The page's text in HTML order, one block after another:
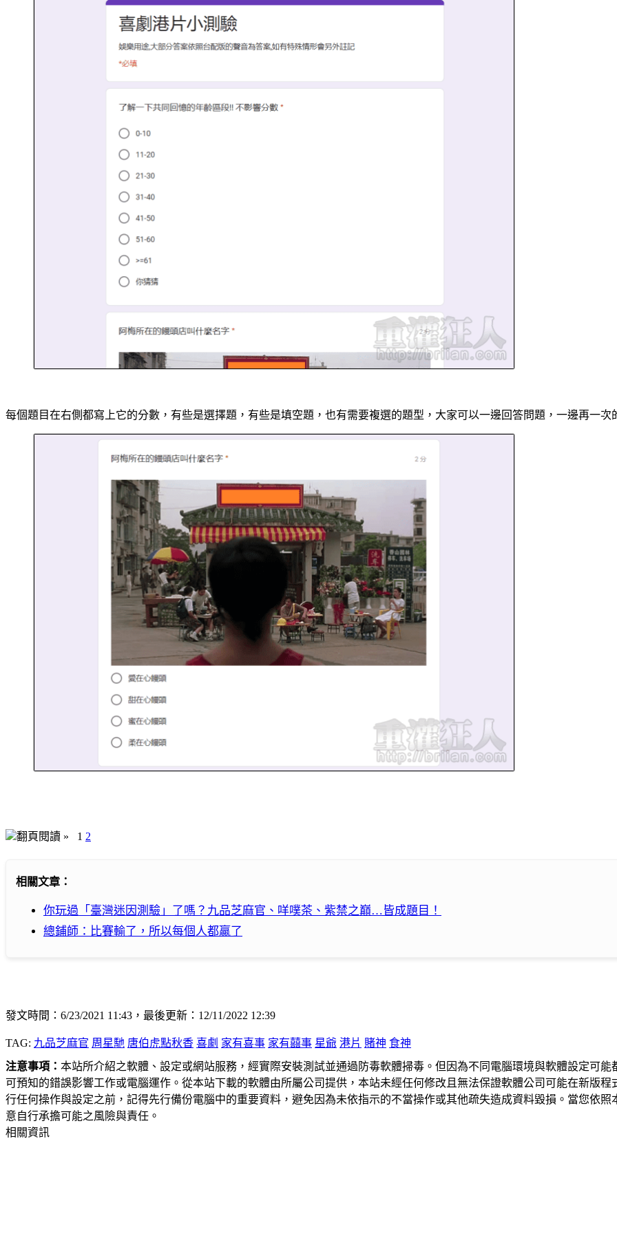
每個題目在右側都寫上它的分數，有些是選擇題，有些是填空題，也有需要複選的題型，大家可以一邊回答問題，一邊再一次
翻頁閱讀 » 1 2
相關文章：
你玩過「臺灣迷因測驗」了嗎？九品芝麻官、咩噗茶、紫禁之巔…皆成題目！
總鋪師：比賽輸了，所以每個人都贏了
發文時間：6/23/2021 11:43，最後更新：12/11/2022 12:39
TAG: 九品芝麻官 周星馳 唐伯虎點秋香 喜劇 家有喜事 家有囍事 星爺 港片 賭神 食神
注意事項： 本站所介紹之軟體、設定或網站服務，經實際安裝測試並通過防毒軟體掃毒。但因為不同電腦環境與軟體設定可
可預知的錯誤影響工作或電腦運作。從本站下載的軟體由所屬公司提供，本站未經任何修改且無法保證軟體公司可能在新版
行任何操作與設定之前，記得先行備份電腦中的重要資料，避免因為未依指示的不當操作或其他疏失造成資料毀損。當您依
意自行承擔可能之風險與責任。
相關資訊